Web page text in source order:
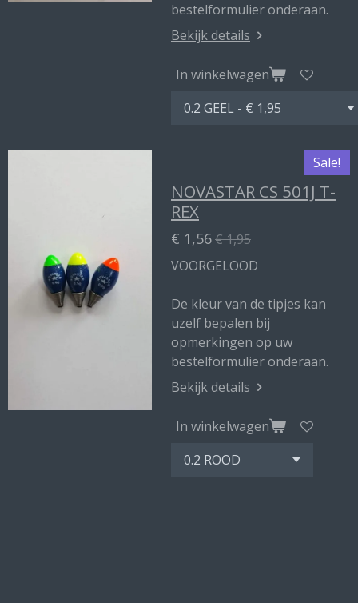
bestelformulier onderaan.
Bekijk details
In winkelwagen
Sale!
NOVASTAR CS 501J T-
REX
€ 1,56€ 1,95
VOORGELOOD
De kleur van de tipjes kan
uzelf bepalen bij
opmerkingen op uw
bestelformulier onderaan.
Bekijk details
In winkelwagen